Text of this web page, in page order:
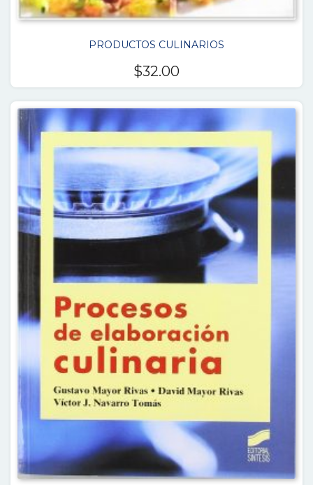
PRODUCTOS CULINARIOS
$32.00